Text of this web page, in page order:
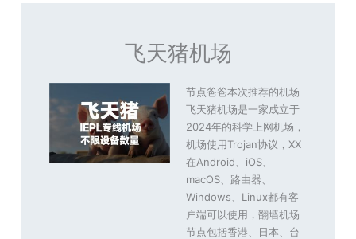
飞天猪机场
节点爸爸本次推荐的机场
飞天猪机场是一家成立于
2024年的科学上网机场，
机场使用Trojan协议，XX
在Android、iOS、
macOS、路由器、
Windows、Linux都有客
户端可以使用，翻墙机场
节点包括香港、日本、台